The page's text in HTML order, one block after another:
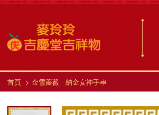
首頁 金雪薔薇 - 納金安神手串